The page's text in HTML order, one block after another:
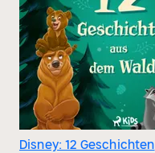
Disney: 12 Geschichten